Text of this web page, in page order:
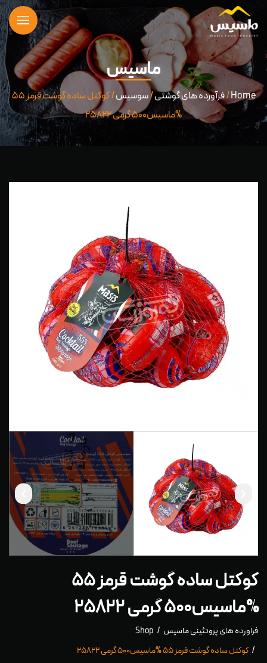
ماسیس
Home
/فرآورده های گوشتی/سوسیس
/ کوکتل ساده گوشت قرمز ۵۵
%ماسیس۵۰۰ گرمی ۲۵۸۲۲
کوکتل ساده گوشت قرمز ۵۵
%ماسیس۵۰۰ گرمی ۲۵۸۲۲
فراورده های پروتئینی ماسیس
Shop
کوکتل ساده گوشت قرمز ۵۵ %ماسیس۵۰۰ گرمی ۲۵۸۲۲